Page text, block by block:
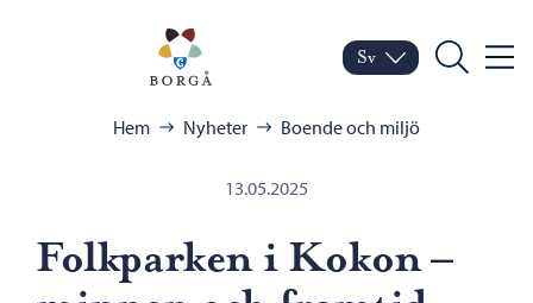
Porvoo – Gå till
Byt språk
Nuvarande språk:
Sv
Sök Meny
Hem Nyheter Boende och miljö
13.05.2025
Folkparken i Kokon –